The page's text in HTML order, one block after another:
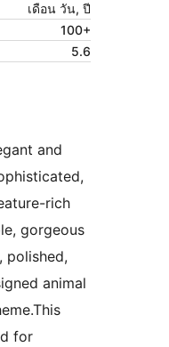
เดือน วัน, ปี
100+
5.6
and
rich
gorgeous
polished,
animal
for